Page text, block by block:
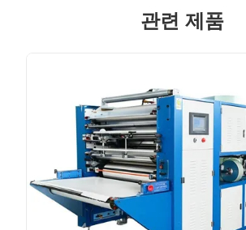
관련 제품